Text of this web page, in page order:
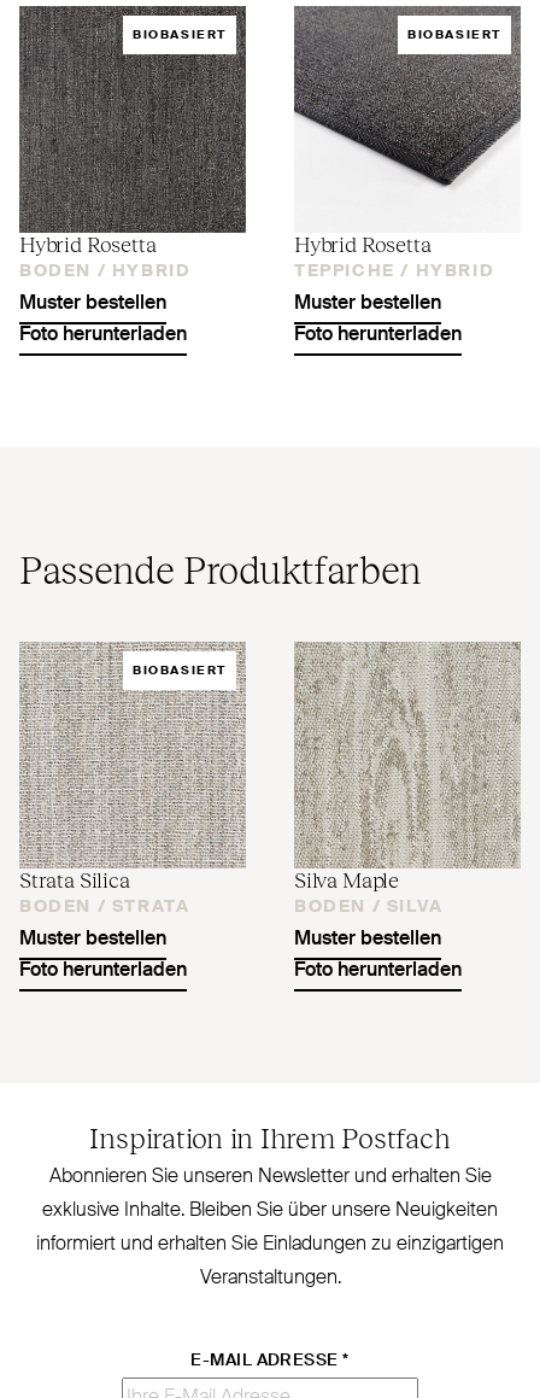
BIOBASIERT
Hybrid Rosetta
BODEN / HYBRID
Muster bestellen
Foto herunterladen
BIOBASIERT
Hybrid Rosetta
TEPPICHE / HYBRID
Muster bestellen
Foto herunterladen
Passende Produktfarben
BIOBASIERT
Strata Silica
BODEN / STRATA
Muster bestellen
Foto herunterladen
Silva Maple
BODEN / SILVA
Muster bestellen
Foto herunterladen
Inspiration in Ihrem Postfach
Abonnieren Sie unseren Newsletter und erhalten Sie
exklusive Inhalte. Bleiben Sie über unsere Neu­igkeiten
informiert und erhalten Sie Ein­ladungen zu ein­zig­artigen
Veranstaltungen.
E-MAIL ADRESSE*